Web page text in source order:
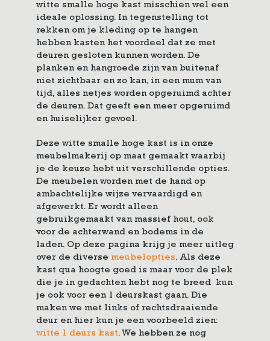
witte smalle hoge kast misschien wel een
ideale oplossing. In tegenstelling tot
rekken om je kleding op te hangen
hebben kasten het voordeel dat ze met
deuren gesloten kunnen worden. De
planken en hangroede zijn van buitenaf
niet zichtbaar en zo kan, in een mum van
tijd, alles netjes worden opgeruimd achter
de deuren. Dat geeft een meer opgeruimd
en huiselijker gevoel.
Deze witte smalle hoge kast is in onze
meubelmakerij op maat gemaakt waarbij
je de keuze hebt uit verschillende opties.
De meubelen worden met de hand op
ambachtelijke wijze vervaardigd en
afgewerkt. Er wordt alleen
gebruikgemaakt van massief hout, ook
voor de achterwand en bodems in de
laden. Op deze pagina krijg je meer uitleg
over de diverse meubelopties. Als deze
kast qua hoogte goed is maar voor de plek
die je in gedachten hebt nog te breed kun
je ook voor een 1 deurskast gaan. Die
maken we met links of rechtsdraaiende
deur en hier kun je een voorbeeld zien:
witte 1 deurs kast. We hebben ze nog